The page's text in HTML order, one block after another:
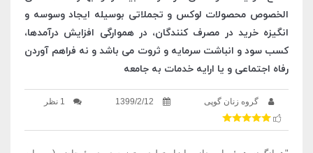
الخصوص محصولات لوکس و تجملاتی بوسیله ایجاد وسوسه و
انگیزه خرید در مصرف کنندگان، در هموارگی افزایش درآمدها،
کسب سود و انباشت سرمایه و ثروت می باشد و نه فراهم آوردن
رفاه اجتماعی و یا ارایه خدمات به جامعه
گروه زنان گوپی 1399/2/12 1 نظر